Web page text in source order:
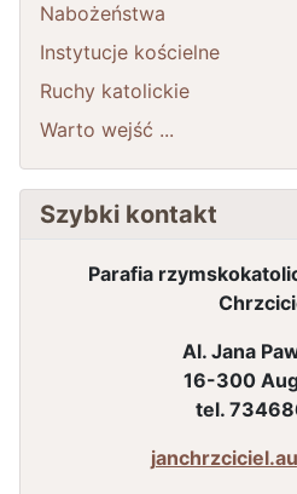
Nabożeństwa
Instytucje kościelne
Ruchy katolickie
Warto wejść ...
Szybki kontakt
Parafia
Al. Jana
16-300
tel.